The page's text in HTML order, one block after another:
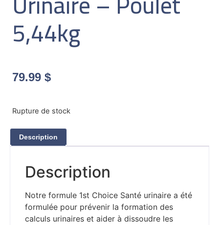
5,44kg
79.99 $
Rupture de stock
Description
Description
Notre formule 1st Choice Santé urinaire a été
formulée pour prévenir la formation des
calculs urinaires et aider à dissoudre les